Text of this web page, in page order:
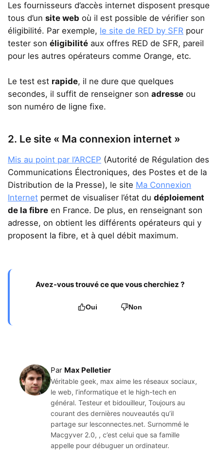
Les fournisseurs d’accès internet disposent presque
tous d’un site web où il est possible de vérifier son
éligibilité. Par exemple, le site de RED by SFR pour
tester son éligibilité aux offres RED de SFR, pareil
pour les autres opérateurs comme Orange, etc.
Le test est rapide, il ne dure que quelques
secondes, il suffit de renseigner son adresse ou
son numéro de ligne fixe.
2. Le site « Ma connexion internet »
Mis au point par l’ARCEP (Autorité de Régulation des
Communications Électroniques, des Postes et de la
Distribution de la Presse), le site Ma Connexion
Internet permet de visualiser l’état du déploiement
de la fibre en France. De plus, en renseignant son
adresse, on obtient les différents opérateurs qui y
proposent la fibre, et à quel débit maximum.
Avez-vous trouvé ce que vous cherchiez ?
Oui Non
Par Max Pelletier
Véritable geek, max aime les réseaux sociaux,
le web, l’informatique et le high-tech en
général. Testeur et bidouilleur, Toujours au
courant des dernières nouveautés qu’il
partage sur lesconnectes.net. Surnommé le
Macgyver 2.0, , c’est celui que sa famille
appelle pour débuguer un ordinateur.